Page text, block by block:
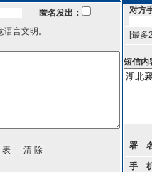
匿名发出：
言文明。
对方
[最多
短信内
署
手